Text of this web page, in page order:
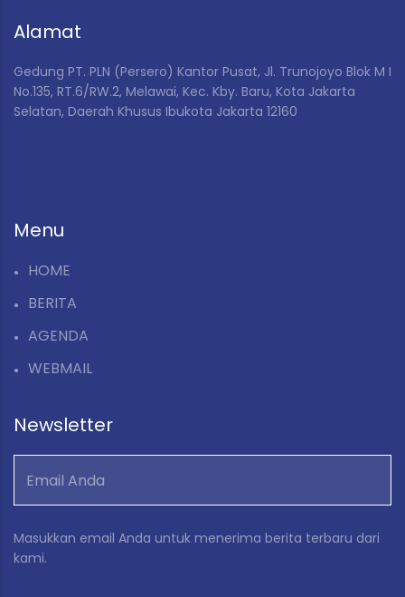
Alamat
Gedung PT. PLN (Persero) Kantor Pusat, Jl. Trunojoyo Blok M I
No.135, RT.6/RW.2, Melawai, Kec. Kby. Baru, Kota Jakarta
Selatan, Daerah Khusus Ibukota Jakarta 12160
Menu
HOME
BERITA
AGENDA
WEBMAIL
Newsletter
Masukkan email Anda untuk menerima berita terbaru dari
kami.